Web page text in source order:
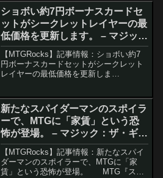
でも一際強烈なロック性能を持つ。わず
か数百円で ...
ショボい約7円ボーナスカードセ
ットがシークレットレイヤーの最
低価格を更新します。 – マジッ
ク：ザ・ギャザリング
【MTGRocks】記事情報：ショボい約7
円ボーナスカードセットがシークレット
レイヤーの最低価格を更新しま
しば賛否両論です。特に、今...
新たなスパイダーマンのスポイラ
ーで、MTGに「家賃」という恐
怖が登場。 – マジック：ザ・ギャ
ザリング
【MTGRocks】記事情報：新たなスパイ
ダーマンのスポイラーで、MTGに「家
賃」という恐怖が登場。 MTG『スパ